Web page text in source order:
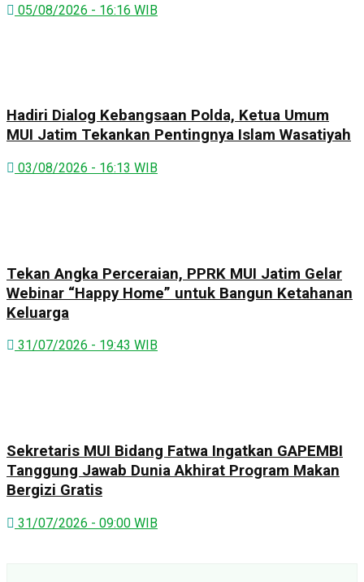
05/08/2026 - 16:16 WIB
Hadiri Dialog Kebangsaan Polda, Ketua Umum
MUI Jatim Tekankan Pentingnya Islam Wasatiyah
03/08/2026 - 16:13 WIB
Tekan Angka Perceraian, PPRK MUI Jatim Gelar
Webinar “Happy Home” untuk Bangun Ketahanan
Keluarga
31/07/2026 - 19:43 WIB
Sekretaris MUI Bidang Fatwa Ingatkan GAPEMBI
Tanggung Jawab Dunia Akhirat Program Makan
Bergizi Gratis
31/07/2026 - 09:00 WIB